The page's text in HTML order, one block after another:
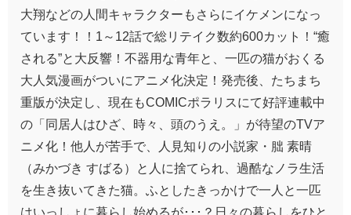
大翔などの人間キャラクターもさらにイケメンになっ
ています！！1～12話で総リテイク数約600カット！“癒
される”と大反響！不器用な青年と、一匹の猫がおくる
大人気漫画がついにアニメ化決定！発売後、たちまち
重版が決定し、現在もCOMICポラリスにて好評連載中
の「同居人はひざ、時々、頭のうえ。」が待望のTVア
ニメ化！他人が苦手で、人見知りの小説家・朏 素晴
（みかづき すばる）と人に捨てられ、過酷なノラ生活
を生き抜いてきた猫。ふとしたきっかけで一人と一匹
はいっしょに暮らし始めるが･･･？日々の暮らしをひと